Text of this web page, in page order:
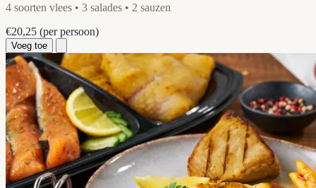
4 soorten vlees • 3 salades • 2 sauzen
€20,25 (per persoon)
Voeg toe